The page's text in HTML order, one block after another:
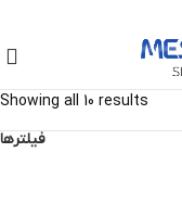
Showing all 10 results
فیلترها